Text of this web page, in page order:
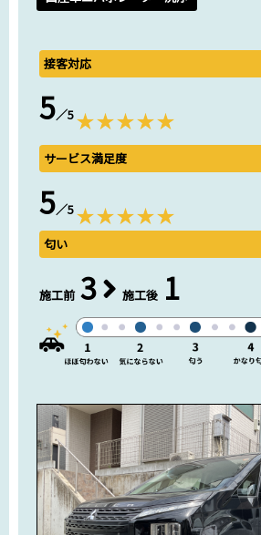
接客対応
5／5
サービス満足度
5／5
匂い
施工前 3 施工後 1